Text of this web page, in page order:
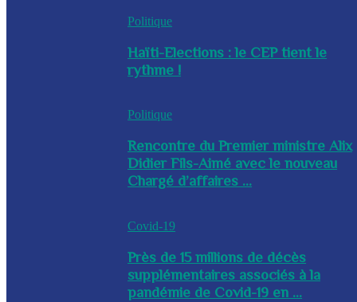
Politique
Haïti-Elections : le CEP tient le
rythme !
Politique
Rencontre du Premier ministre Alix
Didier Fils-Aimé avec le nouveau
Chargé d’affaires ...
Covid-19
Près de 15 millions de décès
supplémentaires associés à la
pandémie de Covid-19 en ...